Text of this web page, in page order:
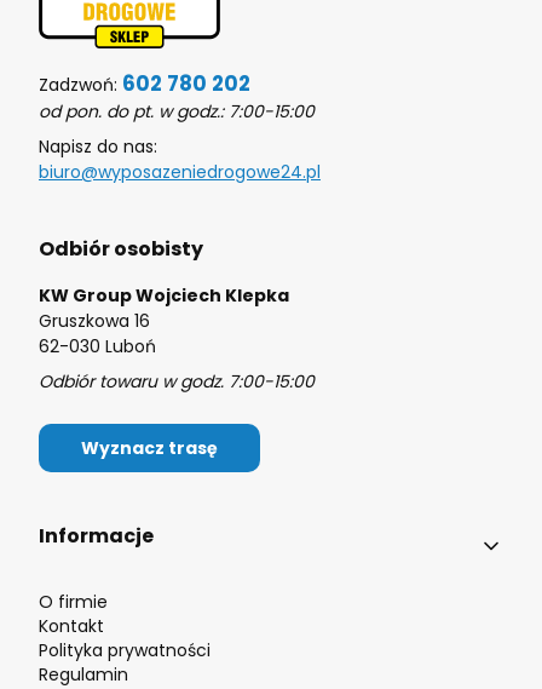
Zadzwoń: 602 780 202
od pon. do pt. w godz.: 7:00-15:00
Napisz do nas:
biuro@wyposazeniedrogowe24.pl
Odbiór osobisty
KW Group Wojciech Klepka
Gruszkowa 16
62-030 Luboń
Odbiór towaru w godz. 7:00-15:00
Wyznacz trasę
Linki w stopce
Informacje
O firmie
Kontakt
Polityka prywatności
Regulamin